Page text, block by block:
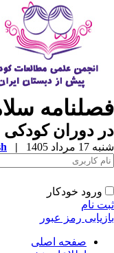
دوران کودکی
مرداد 1405 |
ورود خودکار
نام
رمز عبور
صفحه اصلی